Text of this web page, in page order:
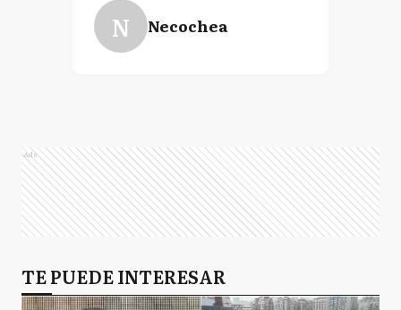
N Necochea
Ads
TE PUEDE INTERESAR